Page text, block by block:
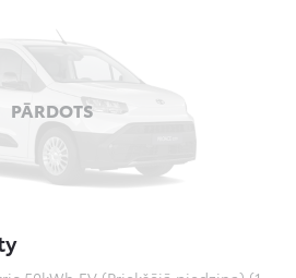
PĀRDOTS